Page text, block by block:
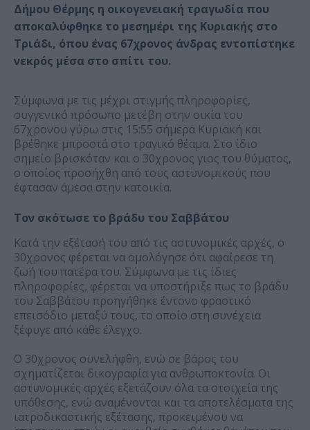
Δήμου Θέρμης η οικογενειακή τραγωδία που
αποκαλύφθηκε το μεσημέρι της Κυριακής στο
Τριάδι, όπου ένας 67χρονος άνδρας εντοπίστηκε
νεκρός μέσα στο σπίτι του.
Σύμφωνα με τις μέχρι στιγμής πληροφορίες,
συγγενικό πρόσωπο μετέβη στην οικία του
67χρονου γύρω στις 15:55 σήμερα Κυριακή και
βρέθηκε μπροστά στο τραγικό θέαμα. Στο ίδιο
σημείο βρισκόταν και ο 30χρονος γιος του θύματος,
ο οποίος προσήχθη από τους αστυνομικούς που
έφτασαν άμεσα στην κατοικία.
Τον σκότωσε το βράδυ του Σαββάτου
Κατά την εξέτασή του από τις αστυνομικές αρχές, ο
30χρονος φέρεται να ομολόγησε ότι αφαίρεσε τη
ζωή του πατέρα του. Σύμφωνα με τις ίδιες
πληροφορίες, φέρεται να υποστήριξε πως το βράδυ
του Σαββάτου προηγήθηκε έντονο φραστικό
επεισόδιο μεταξύ τους, το οποίο στη συνέχεια
ξέφυγε από κάθε έλεγχο.
Ο 30χρονος συνελήφθη, ενώ σε βάρος του
σχηματίζεται δικογραφία για ανθρωποκτονία. Οι
αστυνομικές αρχές εξετάζουν όλα τα στοιχεία της
υπόθεσης, ενώ αναμένονται και τα αποτελέσματα της
ιατροδικαστικής εξέτασης, προκειμένου να